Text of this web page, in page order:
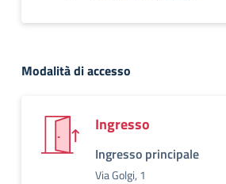
Modalità di accesso
Ingresso
Ingresso principale
Via Golgi, 1